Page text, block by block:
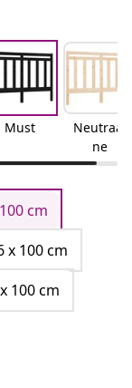
Must
Neutraal
ne
cm
x 100 cm
100 cm